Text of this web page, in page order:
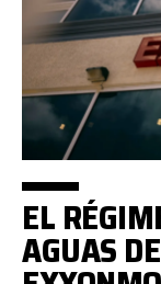
EL
AGUAS